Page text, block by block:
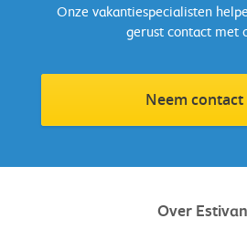
Onze vakantiespecialisten
gerust contact met
Neem contact
Over